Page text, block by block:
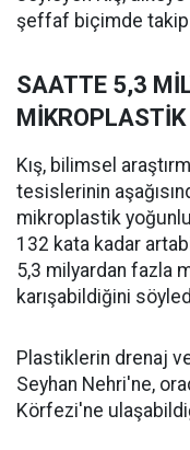
şeffaf biçimde
SAATTE 5,3
MİKROPLASTİK
Kış, bilimsel
tesislerinin
mikroplastik
132 kata kadar
5,3 milyardan fazla
karışabildiğini
Plastiklerin drenaj
Seyhan Nehri'ne,
Körfezi'ne